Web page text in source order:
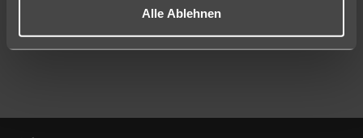
Alle Ablehnen